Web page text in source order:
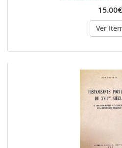
15.00€
Ver